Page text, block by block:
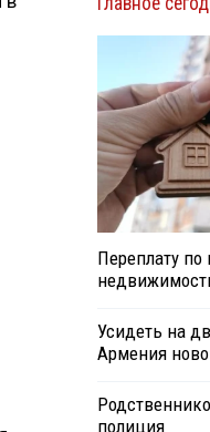
Переплату по
Усидеть на
Армения
полиция